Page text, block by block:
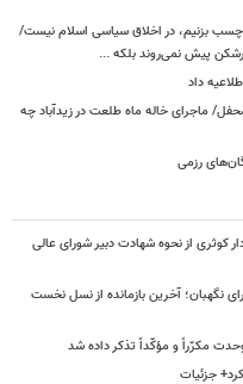
بزنیم، در اخلاق سیاسی اسلام نیست/
پیش نمی‌روند بلکه ...
داد
ماجرای خاله ماه طلعت در زیدآباد چه
رزمی
کوثری از نحوه شهادت دبیر شورای عالی
احمد جنتی/ دبیر ۱۰۰ ساله شورای نگهبان؛ آخرین بازمانده از نسل نخست
مکرّراً و مؤکّداً تذکر داده شد
جزئیات